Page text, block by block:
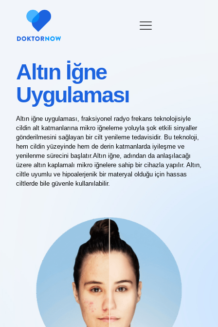
Altın İğne
Uygulaması
Altın iğne uygulaması, fraksiyonel radyo frekans teknolojisiyle
cildin alt katmanlarına mikro iğneleme yoluyla şok etkili sinyaller
gönderilmesini sağlayan bir cilt yenileme tedavisidir. Bu teknoloji,
hem cildin yüzeyinde hem de derin katmanlarda iyileşme ve
yenilenme sürecini başlatır.Altın iğne, adından da anlaşılacağı
üzere altın kaplamalı mikro iğnelere sahip bir cihazla yapılır. Altın,
ciltle uyumlu ve hipoalerjenik bir materyal olduğu için hassas
ciltlerde bile güvenle kullanılabilir.